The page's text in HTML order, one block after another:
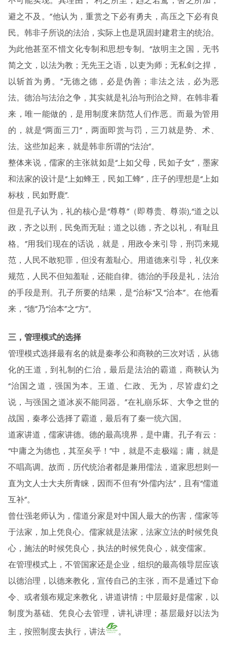
避之不及。”他认为，重赏之下必有勇夫，高压之下必有良
民。韩非子所说的法治，实际上也是巩固封建君主的统治。
为此他甚至不惜文化专制和思想专制。“故明主之国，无书
简之文，以法为教；无先王之语，以吏为师；无私剑之捍，
以斩首为勇。”无德之德，必是伪善；非法之法，必为恶
法。德治与法治之争，其实就是礼治与刑治之辩。在韩非看
来，唯一能做的，是用制度来防范人们作恶。而最为管用
的，就是“两面三刀”，两面即赏与罚，三刀就是势、术、
法。这些加起来，就是韩非所谓的“法治”。
整体来说，儒家的主张就如是“上如父母，民如子女”，墨家
和法家的设计是“上如蜂王，民如工蜂”，庄子的理想是“上如
标枝，民如野鹿”.
但是孔子认为，礼的核心是“尊尊”（即尊贵、尊崇),“道之以
政，齐之以刑，民免而无耻；道之以德，齐之以礼，有耻且
格。”用我们现在的话说，就是，用政令来引导，刑罚来规
范，人民不敢犯罪，但没有羞耻心。用道德来引导，礼仪来
规范，人民不但知羞耻，还能自律。德治的手段是礼，法治
的手段是刑。孔子所要的结果，是“治标”又“治本”。在他看
来，“德”乃“治本”之“方”。
三，管理模式的选择
管理模式选择最有名的就是秦孝公和商鞅的三次对话，从德
化的王道，到礼制的仁治，最后是法治的霸道，商鞅认为
“治国之道，强国为本。王道、仁政、无为，尽皆虚幻之
说，与强国之道冰炭不能同器。”在礼崩乐坏、大争之世的
战国，秦孝公选择了霸道，最后有了秦一统六国。
道家讲道，儒家讲德。德的最高境界，是中庸。孔子有云：
“中庸之为德也，其至矣乎！”中，就是不走极端；庸，就是
不唱高调。故而，历代统治者都是兼用儒法，道家思想则一
直为文人士大夫所青睐，因而不但有“外儒内法”，且有“儒道
互补”。
曾仕强老师认为，儒道分家是对中国人最大的伤害，儒家等
于法家，加上凭良心。儒家就是法家，法家立法的时候凭良
心，施法的时候凭良心，执法的时候凭良心，就变儒家。
在管理模式上，不管国家还是企业，组织的最高领导层应该
以德治理，以德来教化，宣传自己的主张，而不是通过下命
令、或者颁布规定来教化，讲道讲情；中层最好是儒家，以
制度为基础、凭良心去管理，讲礼讲理；基层最好以法为
主，按照制度去执行，讲法
。